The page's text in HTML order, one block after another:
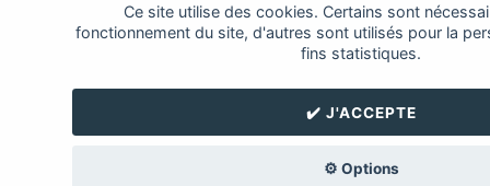
Ce site utilise des cookies. Certains sont
fonctionnement du site, d'autres sont utilisés pour la
fins statistiques.
✔️ J'ACCEPTE
⚙️ Options